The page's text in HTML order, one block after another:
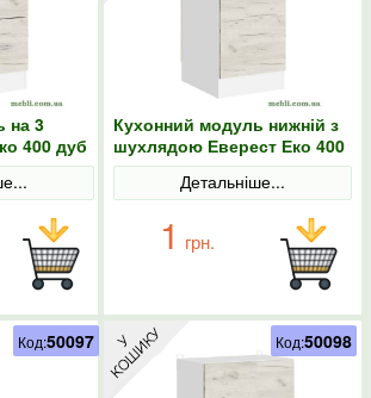
на 3
400 дуб
білий
Кухонний модуль нижній з
шухлядою Еверест Еко 400
дуб крафт білий/графіт/
білий 40х46х82
Детальніше...
1 грн.
Код:50097 Код:50098